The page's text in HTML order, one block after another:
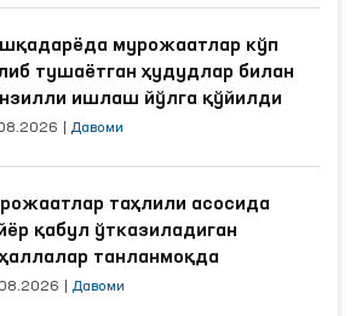
мурожаатлар кўп
тушаётган ҳудудлар билан
ишлаш йўлга қўйилди
Давоми
таҳлили асосида
қабул ўтказиладиган
танланмоқда
Давоми